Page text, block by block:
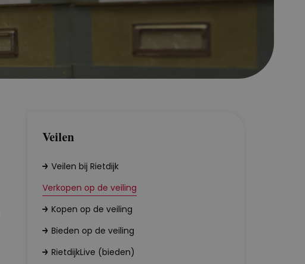
Veilen
Veilen bij Rietdijk
Verkopen op de veiling
Kopen op de veiling
Bieden op de veiling
RietdijkLive (bieden)